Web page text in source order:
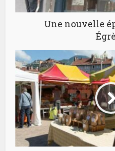
Une nouvelle